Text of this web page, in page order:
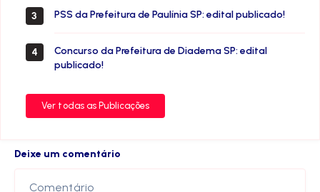
3 PSS da Prefeitura de Paulínia SP: edital publicado!
4
Concurso da Prefeitura de Diadema SP: edital
publicado!
Ver todas as Publicações
Deixe um comentário